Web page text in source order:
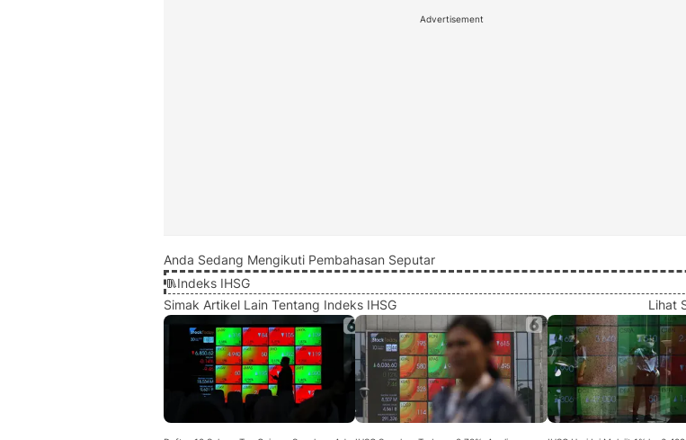
Advertisement
Anda Sedang Mengikuti Pembahasan Seputar
Indeks IHSG
Simak Artikel Lain Tentang Indeks IHSG
Lihat